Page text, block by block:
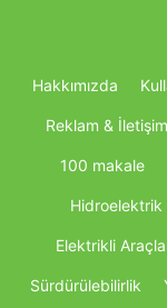
Hakkımızda
Reklam & İletişim
100 makale
Hidroelektrik
Elektrikli
Sürdürülebilirlik